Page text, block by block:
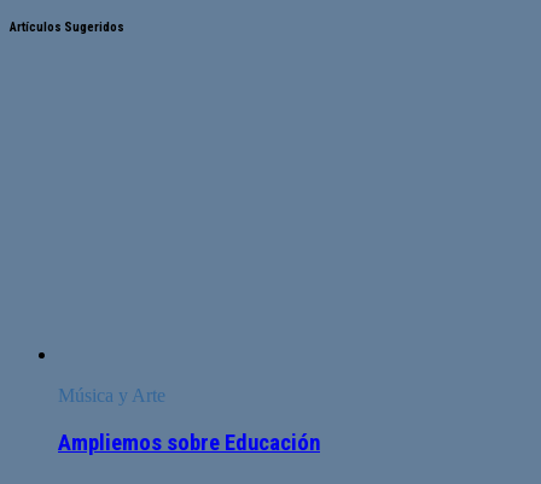
Artículos Sugeridos
Música y Arte
Ampliemos sobre Educación